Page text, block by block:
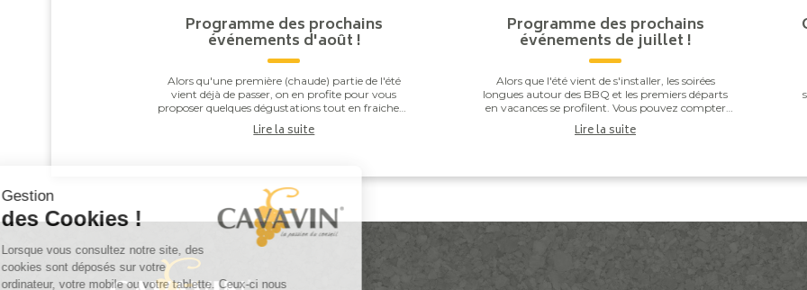
Programme des prochains
événements d'août !
Alors qu'une première (chaude) partie de l'été
vient déjà de passer, on en profite pour vous
proposer quelques dégustations tout en fraicheur
qui accompagneront à merveille la fin de celui-ci :
...
Lire la suite
Programme des prochains
événements de juillet !
Alors que l'été vient de s'installer, les soirées
longues autour des BBQ et les premiers départs
en vacances se profilent. Vous pouvez compter
sur nous pour vous avoir préparé une belle
sélectio...
Lire la suite
Gestion
des Cookies !
Lorsque vous consultez notre site, des
cookies sont déposés sur votre
ordinateur, votre mobile ou votre tablette. Ceux-ci nous